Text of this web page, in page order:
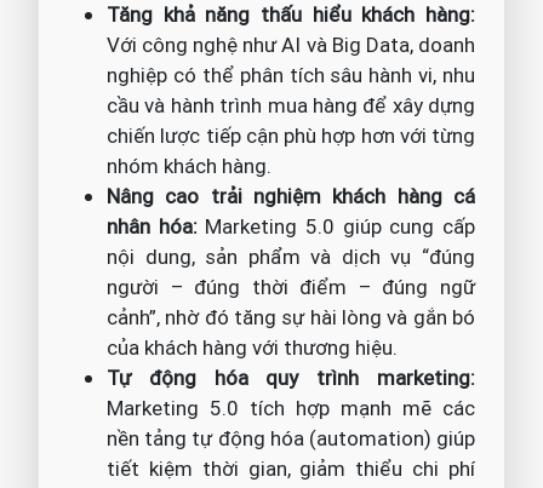
Tăng khả năng thấu hiểu khách hàng:
Với công nghệ như AI và Big Data, doanh
nghiệp có thể phân tích sâu hành vi, nhu
cầu và hành trình mua hàng để xây dựng
chiến lược tiếp cận phù hợp hơn với từng
nhóm khách hàng.
Nâng cao trải nghiệm khách hàng cá
nhân hóa: Marketing 5.0 giúp cung cấp
nội dung, sản phẩm và dịch vụ “đúng
người – đúng thời điểm – đúng ngữ
cảnh”, nhờ đó tăng sự hài lòng và gắn bó
của khách hàng với thương hiệu.
Tự động hóa quy trình marketing:
Marketing 5.0 tích hợp mạnh mẽ các
nền tảng tự động hóa (automation) giúp
tiết kiệm thời gian, giảm thiểu chi phí